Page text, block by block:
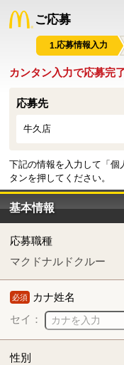
ご応募
応募情報入力
カンタン入力で応募完
応募先
牛久店
下記の情報を入力して「個
タンを押してください。
基本情報
応募職種
マクドナルドクルー
必須 カナ姓名
セイ：
性別